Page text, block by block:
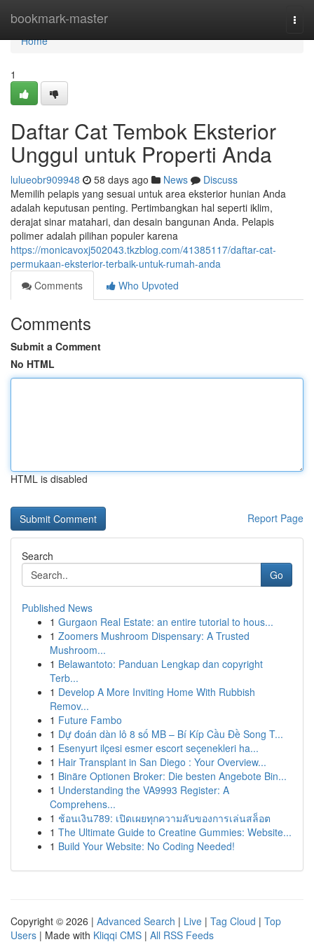
bookmark-master
Home
Home
1
Daftar Cat Tembok Eksterior
Unggul untuk Properti Anda
lulueobr909948 58 days ago News
Discuss
Memilih pelapis yang sesuai untuk area eksterior hunian Anda
adalah keputusan penting. Pertimbangkan hal seperti iklim,
derajat sinar matahari, dan desain bangunan Anda. Pelapis
polimer adalah pilihan populer karena
https://monicavoxj502043.tkzblog.com/41385117/daftar-cat-
permukaan-eksterior-terbaik-untuk-rumah-anda
Comments
Who Upvoted
Comments
Submit a Comment
No HTML
HTML is disabled
Report Page
Search
Go
Published News
1 Gurgaon Real Estate: an entire tutorial to hous...
1 Zoomers Mushroom Dispensary: A Trusted
Mushroom...
1 Belawantoto: Panduan Lengkap dan copyright
Terb...
1 Develop A More Inviting Home With Rubbish
Remov...
1 Future Fambo
1 Dự đoán dàn lô 8 số MB – Bí Kíp Cầu Đề Song T...
1 Esenyurt ilçesi esmer escort seçenekleri ha...
1 Hair Transplant in San Diego : Your Overview...
1 Binäre Optionen Broker: Die besten Angebote Bin...
1 Understanding the VA9993 Register: A
Comprehens...
1 ช้อนเงิน789: เปิดเผยทุกความลับของการเล่นสล็อต
1 The Ultimate Guide to Creatine Gummies: Website...
1 Build Your Website: No Coding Needed!
Copyright © 2026 | Advanced Search | Live | Tag Cloud | Top
Users | Made with Kliqqi CMS | All RSS Feeds